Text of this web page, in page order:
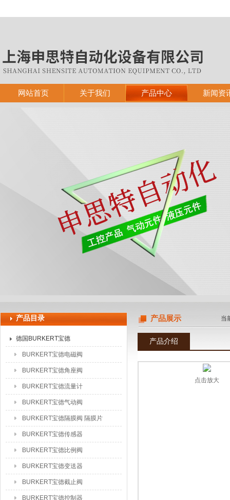
网站首页 关于我们 产品中心 新闻资
产品目录
德国BURKERT宝德
BURKERT宝德电磁阀
BURKERT宝德角座阀
BURKERT宝德流量计
BURKERT宝德气动阀
BURKERT宝德隔膜阀 隔膜片
BURKERT宝德传感器
BURKERT宝德比例阀
BURKERT宝德变送器
BURKERT宝德截止阀
BURKERT宝德控制器
产品展示 当
产品介绍
点击放大